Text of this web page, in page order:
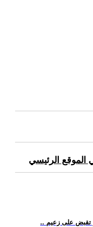
الموقع الرئيسي
تقبض على زعيم